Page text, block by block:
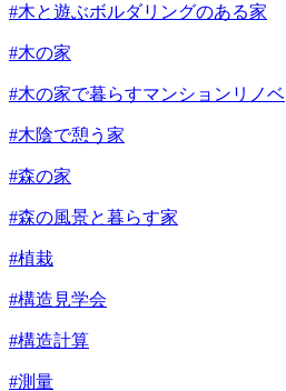
#木と遊ぶボルダリングのある家
#木の家
#木の家で暮らすマンションリノベ
#木陰で憩う家
#森の家
#森の風景と暮らす家
#植栽
#構造見学会
#構造計算
#測量